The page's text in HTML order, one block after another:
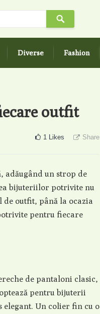
Diverse Fashion
outfit
1 Likes Share
adăugând un strop de
bijuteriilor potrivite nu
de outfit, până la ocazia
pentru fiecare
de pantaloni clasic,
pentru bijuterii
elegant. Un colier fin cu o